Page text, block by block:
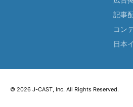
記事
コン
日本
© 2026 J-CAST, Inc. All Rights Reserved.